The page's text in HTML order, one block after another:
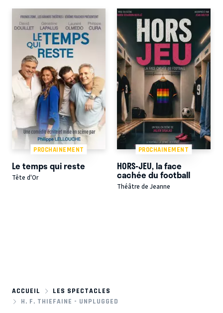
PROCHAINEMENT
Le temps qui reste
Tête d'Or
PROCHAINEMENT
HORS-JEU, la face
cachée du football
Théâtre de Jeanne
ACCUEIL
LES SPECTACLES
H. F. THIEFAINE - UNPLUGGED